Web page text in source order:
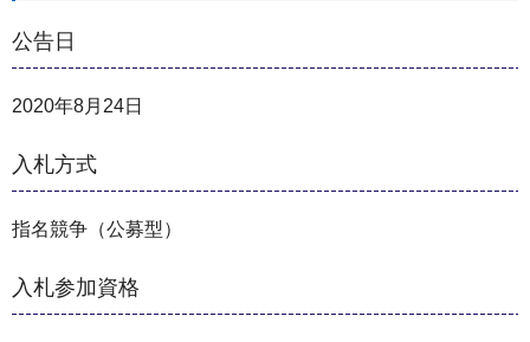
公告日
2020年8月24日
入札方式
指名競争（公募型）
入札参加資格